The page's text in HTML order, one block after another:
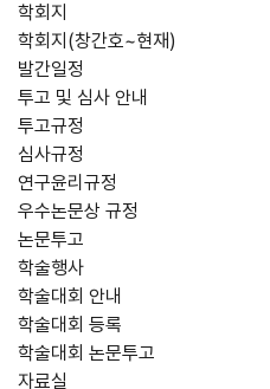
학회지
학회지(창간호~현재)
발간일정
투고 및 심사 안내
투고규정
심사규정
연구윤리규정
우수논문상 규정
논문투고
학술행사
학술대회 안내
학술대회 등록
학술대회 논문투고
자료실